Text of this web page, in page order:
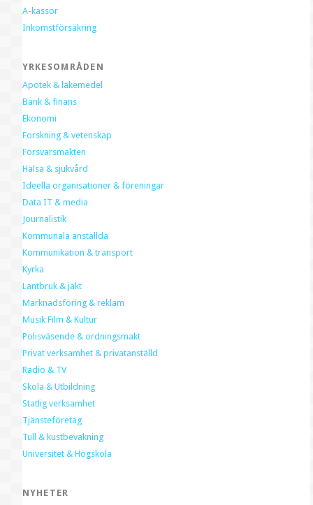
A-kassor
Inkomstförsäkring
YRKESOMRÅDEN
Apotek & läkemedel
Bank & finans
Ekonomi
Forskning & vetenskap
Försvarsmakten
Hälsa & sjukvård
Ideella organisationer & föreningar
Data IT & media
Journalistik
Kommunala anställda
Kommunikation & transport
Kyrka
Lantbruk & jakt
Marknadsföring & reklam
Musik Film & Kultur
Polisväsende & ordningsmakt
Privat verksamhet & privatanställd
Radio & TV
Skola & Utbildning
Statlig verksamhet
Tjänsteföretag
Tull & kustbevakning
Universitet & Högskola
NYHETER